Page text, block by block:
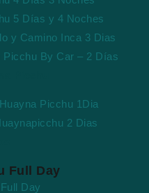
5 Días y 4 Noches
y Camino Inca 3 Dias
Picchu By Car – 2 Días
Picchu 1Dia
2 Dias
Full Day